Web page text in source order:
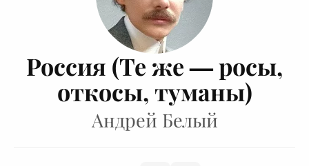
Россия (Те же — росы,
откосы, туманы)
Андрей Белый